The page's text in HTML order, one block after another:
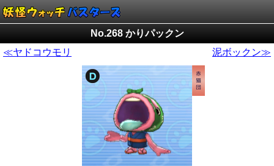
No.268 かりパックン
≪ヤドコウモリ
泥ボックン≫